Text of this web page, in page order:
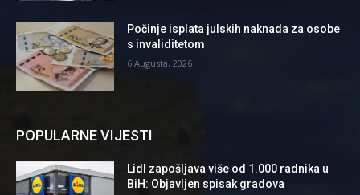
Počinje isplata julskih naknada za osobe
s invaliditetom
6 Augusta, 2026
POPULARNE VIJESTI
Lidl zapošljava više od 1.000 radnika u
BiH: Objavljen spisak gradova